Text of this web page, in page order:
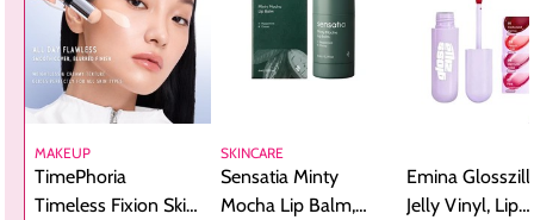
MAKEUP
TimePhoria
Timeless Fixion Skin
SKINCARE
Sensatia Minty
Mocha Lip Balm,
Emina
Jelly Vinyl, Lip